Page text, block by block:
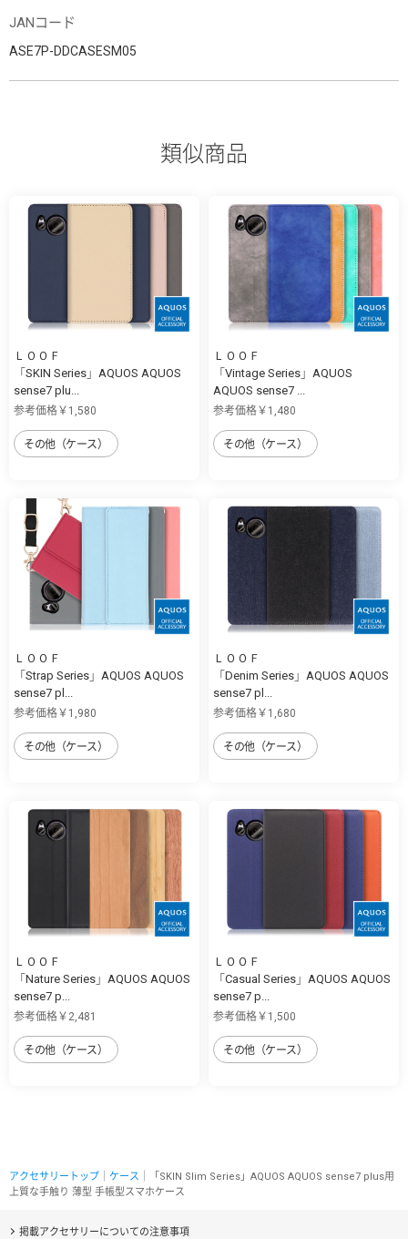
JANコード
ASE7P-DDCASESM05
類似商品
ＬＯＯＦ
「SKIN Series」AQUOS AQUOS
sense7 plu...
参考価格￥1,580
その他（ケース）
ＬＯＯＦ
「Vintage Series」AQUOS
AQUOS sense7 ...
参考価格￥1,480
その他（ケース）
ＬＯＯＦ
「Strap Series」AQUOS AQUOS
sense7 pl...
参考価格￥1,980
その他（ケース）
ＬＯＯＦ
「Denim Series」AQUOS AQUOS
sense7 pl...
参考価格￥1,680
その他（ケース）
ＬＯＯＦ
「Nature Series」AQUOS AQUOS
sense7 p...
参考価格￥2,481
その他（ケース）
ＬＯＯＦ
「Casual Series」AQUOS AQUOS
sense7 p...
参考価格￥1,500
その他（ケース）
アクセサリートップ ケース ｜「SKIN Slim Series」AQUOS AQUOS sense7 plus用
上質な手触り 薄型 手帳型スマホケース
掲載アクセサリーについての注意事項